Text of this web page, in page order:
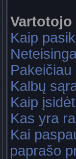
Kaip
Kalbų
Kaip
Kas yra
Kai
paprašo